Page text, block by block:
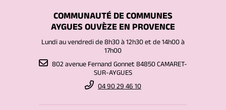
COMMUNAUTÉ DE COMMUNES
AYGUES OUVÈZE EN PROVENCE
Lundi au vendredi de 8h30 à 12h30 et de 14h00 à
17h00
802 avenue Fernand Gonnet 84850 CAMARET-
SUR-AYGUES
04 90 29 46 10